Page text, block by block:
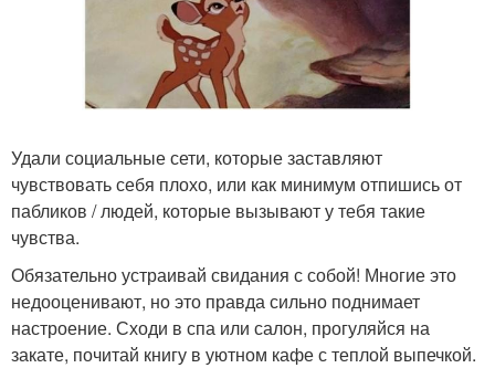
Удали социальные сети, которые заставляют
чувствовать себя плохо, или как минимум отпишись от
пабликов / людей, которые вызывают у тебя такие
чувства.
Обязательно устраивай свидания с собой! Многие это
недооценивают, но это правда сильно поднимает
настроение. Сходи в спа или салон, прогуляйся на
закате, почитай книгу в уютном кафе с теплой выпечкой.